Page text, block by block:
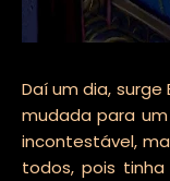
Daí um dia,
mudada para
incontestável,
todos, pois